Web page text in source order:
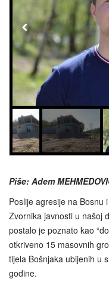
Piše: Adem
Poslije agresije na Bosnu
Zvornika javnosti u našoj
postalo je poznato kao
otkriveno 15 masovnih
tijela Bošnjaka ubijenih u
godine.